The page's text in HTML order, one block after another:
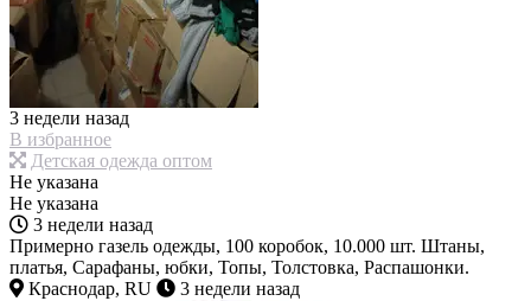
3 недели назад
В избранное
Детская одежда оптом
Не указана
Не указана
3 недели назад
Примерно газель одежды, 100 коробок, 10.000 шт. Штаны,
платья, Сарафаны, юбки, Топы, Толстовка, Распашонки.
Краснодар, RU
3 недели назад